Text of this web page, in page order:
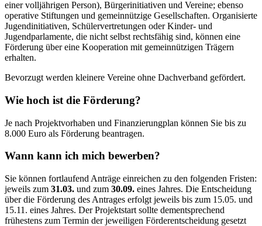
einer volljährigen Person), Bürgerinitiativen und Vereine; ebenso
operative Stiftungen und gemeinnützige Gesellschaften. Organisierte
Jugendinitiativen, Schülervertretungen oder Kinder- und
Jugendparlamente, die nicht selbst rechtsfähig sind, können eine
Förderung über eine Kooperation mit gemeinnützigen Trägern
erhalten.
Bevorzugt werden kleinere Vereine ohne Dachverband gefördert.
Wie hoch ist die Förderung?
Je nach Projektvorhaben und Finanzierungplan können Sie bis zu
8.000 Euro als Förderung beantragen.
Wann kann ich mich bewerben?
Sie können fortlaufend Anträge einreichen zu den folgenden Fristen:
jeweils zum 31.03. und zum 30.09. eines Jahres. Die Entscheidung
über die Förderung des Antrages erfolgt jeweils bis zum 15.05. und
15.11. eines Jahres. Der Projektstart sollte dementsprechend
frühestens zum Termin der jeweiligen Förderentscheidung gesetzt